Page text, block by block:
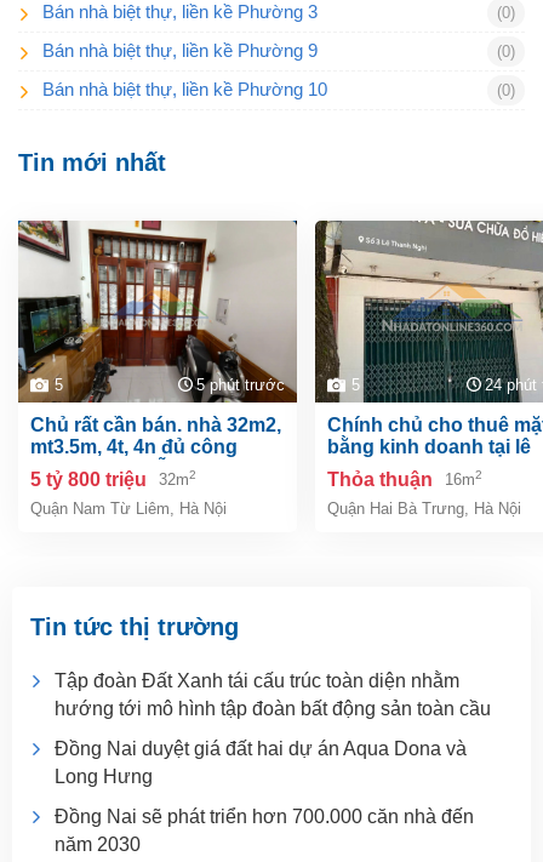
Bán nhà biệt thự, liền kề Phường 3 (0)
Bán nhà biệt thự, liền kề Phường 9 (0)
Bán nhà biệt thự, liền kề Phường 10 (0)
Tin mới nhất
5 5 phút trước
chủ rất cần bán. nhà 32m2,
mt3.5m, 4t, 4n đủ công
năng, phúc diễn, nam từ
liêm, gần ô tô.
5 tỷ 800 triệu 32m2
Quận Nam Từ Liêm, Hà Nội
5 24
chính chủ cho thuê mặt
bằng kinh doanh tại lê
thanh nghị, hai bà
nội
Thỏa thuận 16m2
Quận Hai Bà Trưng, Hà Nội
Tin tức thị trường
Tập đoàn Đất Xanh tái cấu trúc toàn diện nhằm
hướng tới mô hình tập đoàn bất động sản toàn cầu
Đồng Nai duyệt giá đất hai dự án Aqua Dona và
Long Hưng
Đồng Nai sẽ phát triển hơn 700.000 căn nhà đến
năm 2030